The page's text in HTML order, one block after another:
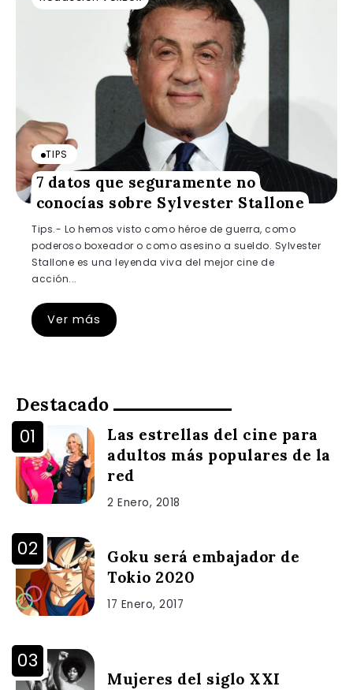
TIPS
7 datos que seguramente no
conocías sobre Sylvester Stallone
Tips.- Lo hemos visto como héroe de guerra, como
poderoso boxeador o como asesino a sueldo. Sylvester
Stallone es una leyenda viva del mejor cine de
acción...
Ver más
Destacado
Las estrellas del cine para
adultos más populares de la
red
2 Enero, 2018
Goku será embajador de
Tokio 2020
17 Enero, 2017
Mujeres del siglo XXI